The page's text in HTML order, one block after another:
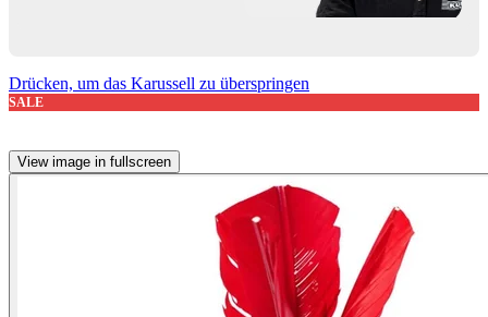
Drücken, um das Karussell zu überspringen
SALE
View image in fullscreen